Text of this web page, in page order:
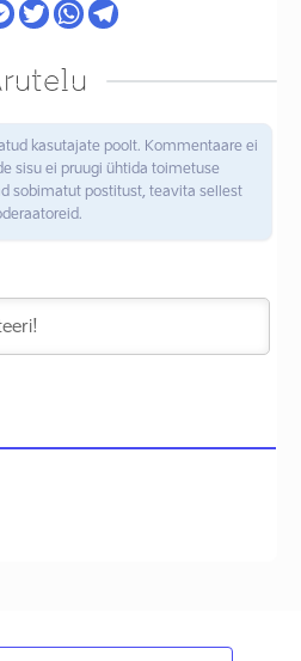
kasutajate poolt. Kommentaare ei
sisu ei pruugi ühtida toimetuse
sobimatut postitust, teavita sellest